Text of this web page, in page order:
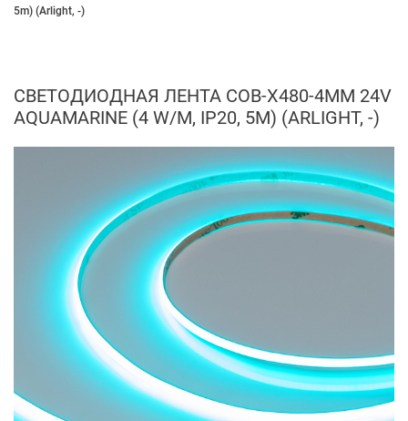
5m) (Arlight, -)
СВЕТОДИОДНАЯ ЛЕНТА COB-X480-4MM 24V
AQUAMARINE (4 W/M, IP20, 5M) (ARLIGHT, -)